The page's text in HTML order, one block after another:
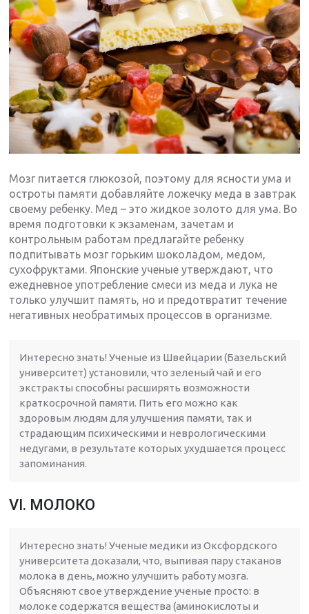
Мозг питается глюкозой, поэтому для ясности ума и
остроты памяти добавляйте ложечку меда в завтрак
своему ребенку. Мед – это жидкое золото для ума. Во
время подготовки к экзаменам, зачетам и
контрольным работам предлагайте ребенку
подпитывать мозг горьким шоколадом, медом,
сухофруктами. Японские ученые утверждают, что
ежедневное употребление смеси из меда и лука не
только улучшит память, но и предотвратит течение
негативных необратимых процессов в организме.
Интересно знать! Ученые из Швейцарии (Базельский
университет) установили, что зеленый чай и его
экстракты способны расширять возможности
краткосрочной памяти. Пить его можно как
здоровым людям для улучшения памяти, так и
страдающим психическими и неврологическими
недугами, в результате которых ухудшается процесс
запоминания.
VI. МОЛОКО
Интересно знать! Ученые медики из Оксфордского
университета доказали, что, выпивая пару стаканов
молока в день, можно улучшить работу мозга.
Объясняют свое утверждение ученые просто: в
молоке содержатся вещества (аминокислоты и